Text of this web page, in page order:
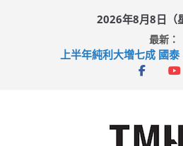
2026年8月8日（
最新：
上半年純利大增七成 國
拜仁熱身賽挫維拉 啟